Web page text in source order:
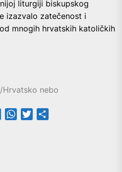
liturgiji biskupskog
izazvalo zatečenost i
mnogih hrvatskih katoličkih
Hrvatsko nebo
PrintFriendly
WhatsApp
Twitter